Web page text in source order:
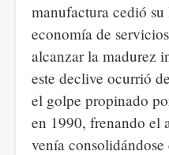
manufactura cedió
economía de
alcanzar la madurez
este declive ocurrió
el golpe propinado
en 1990, frenando el
venía consolidándose